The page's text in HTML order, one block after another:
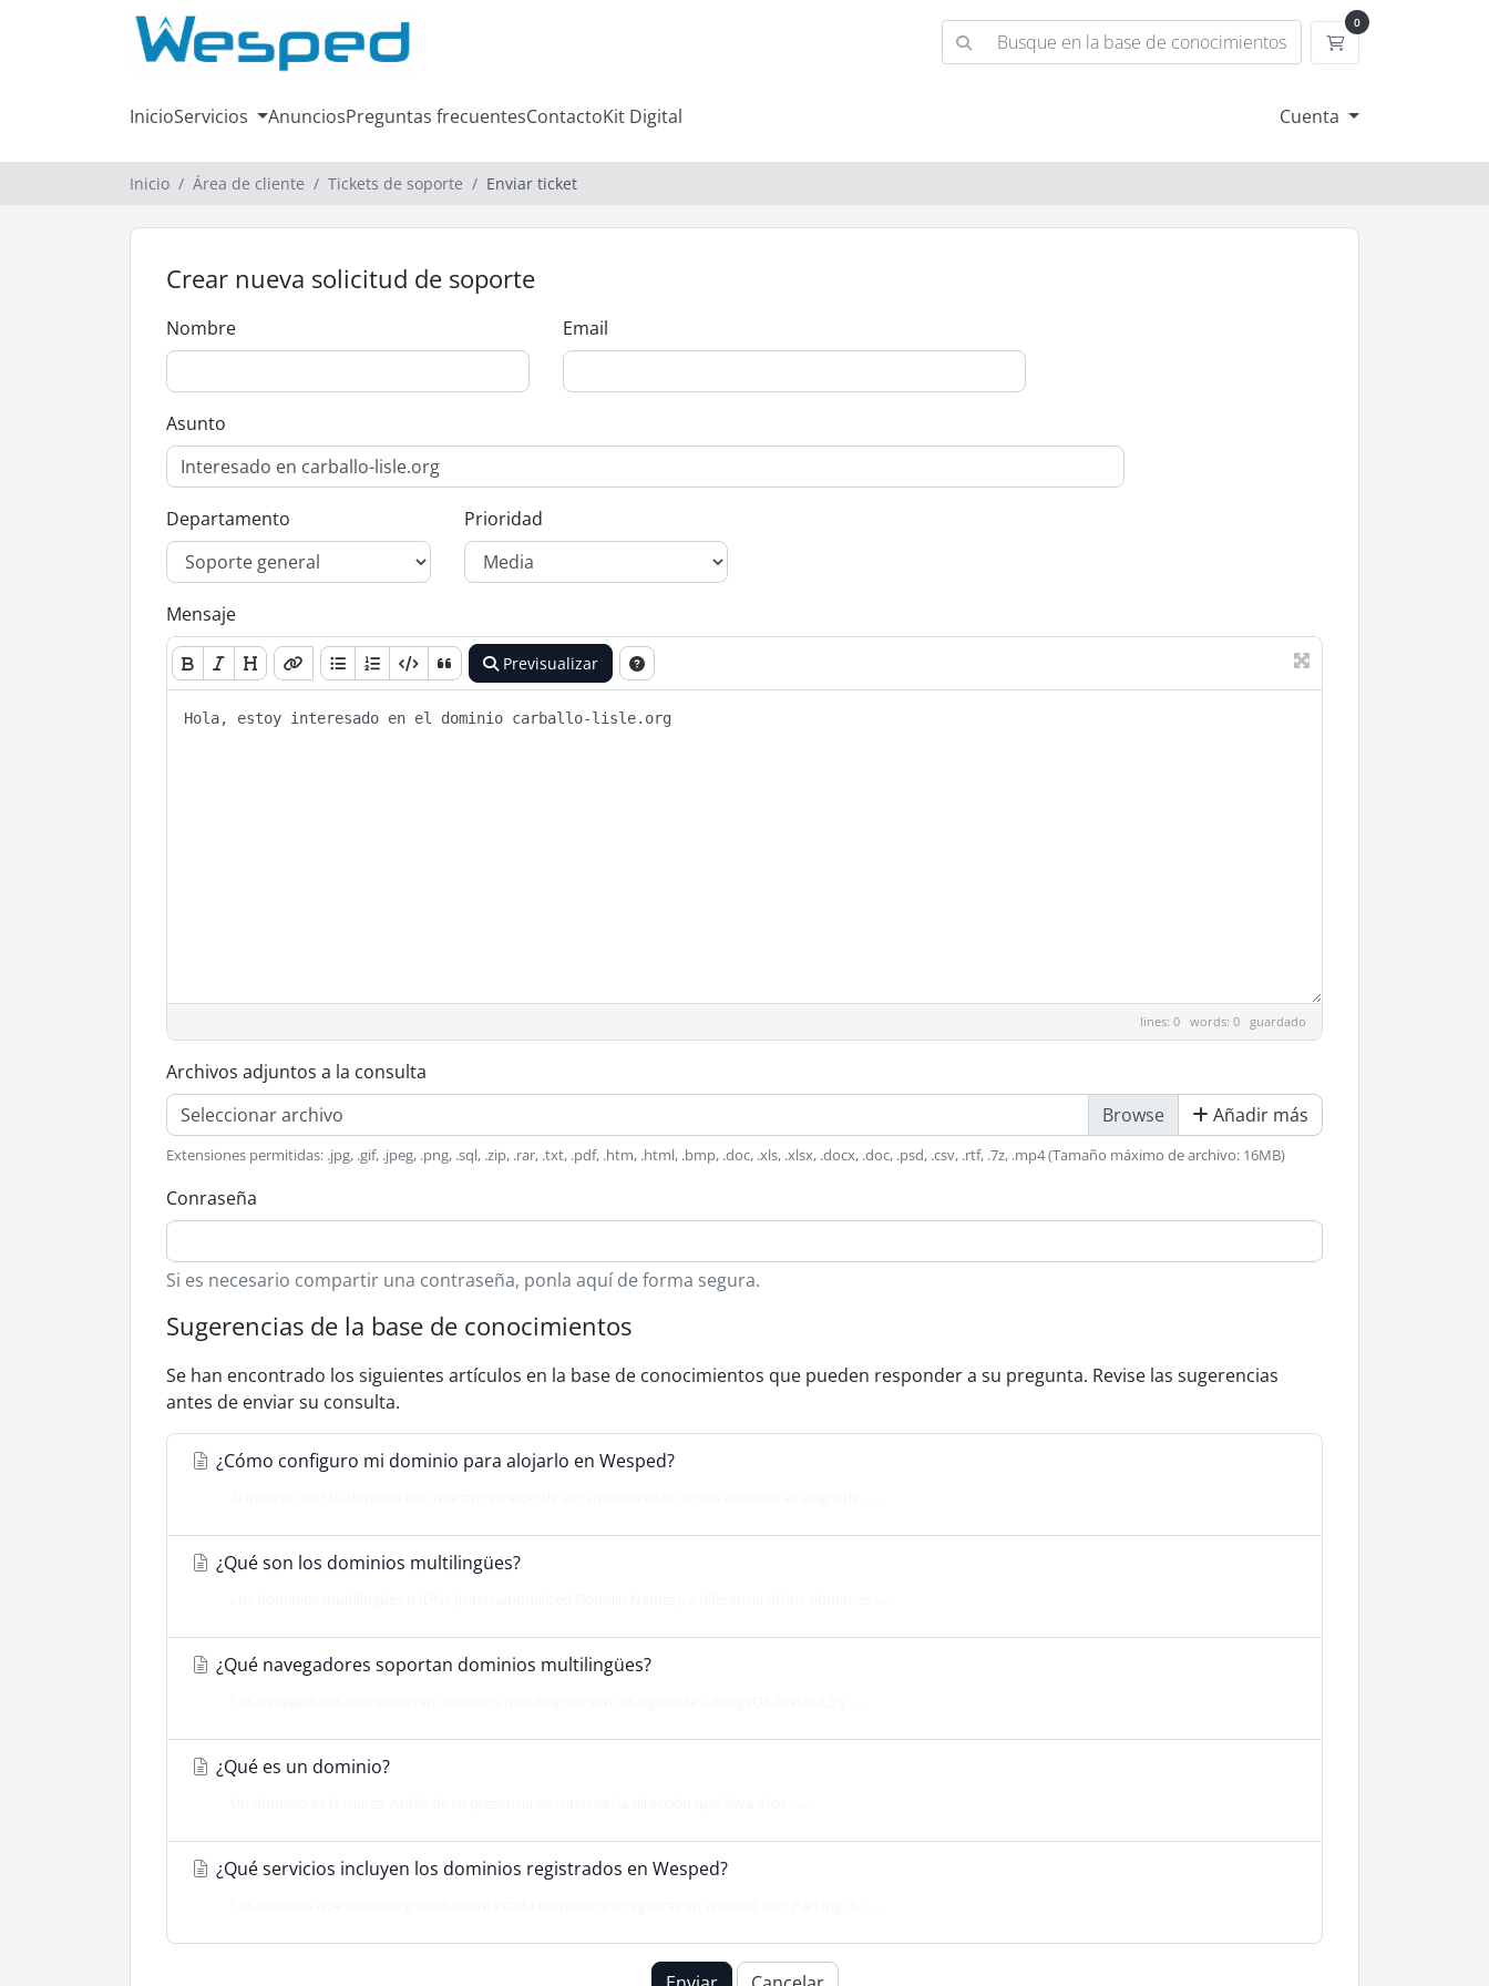
0
Carrito de compra
InicioServicios AnunciosPreguntas frecuentesContactoKit Digital Cuenta
Inicio Área de cliente Tickets de soporte Enviar ticket
Crear nueva solicitud de soporte
Nombre Email
Asunto
Departamento Prioridad
Mensaje
Previsualizar
lines: 0 words: 0 guardado
Archivos adjuntos a la consulta
Seleccionar archivo
Añadir más
Extensiones permitidas: .jpg, .gif, .jpeg, .png, .sql, .zip, .rar, .txt, .pdf, .htm, .html, .bmp, .doc, .xls, .xlsx, .docx, .doc, .psd, .csv, .rtf, .7z, .mp4 (Tamaño máximo de archivo: 16MB)
Conraseña
Si es necesario compartir una contraseña, ponla aquí de forma segura.
Sugerencias de la base de conocimientos
Se han encontrado los siguientes artículos en la base de conocimientos que pueden responder a su pregunta. Revise las sugerencias
antes de enviar su consulta.
¿Cómo configuro mi dominio para alojarlo en Wesped?
¿Qué son los dominios multilingües?
¿Qué navegadores soportan dominios multilingües?
¿Qué es un dominio?
¿Qué servicios incluyen los dominios registrados en Wesped?